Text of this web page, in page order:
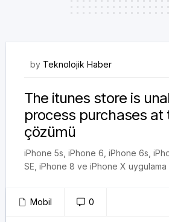
by Teknolojik Haber
The itunes store is
process purchases at
çözümü
iPhone 5s, iPhone 6, iPhone 6s,
SE, iPhone 8 ve iPhone X uygulama
Mobil 0